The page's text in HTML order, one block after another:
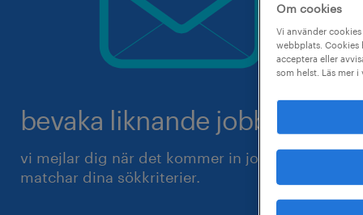
bevaka liknande jobb.
vi mejlar dig när det kommer in jobb som
matchar dina sökkriterier.
Om cookies
Vi använder
webbplats. Cookies
acceptera eller
som helst. Läs mer i